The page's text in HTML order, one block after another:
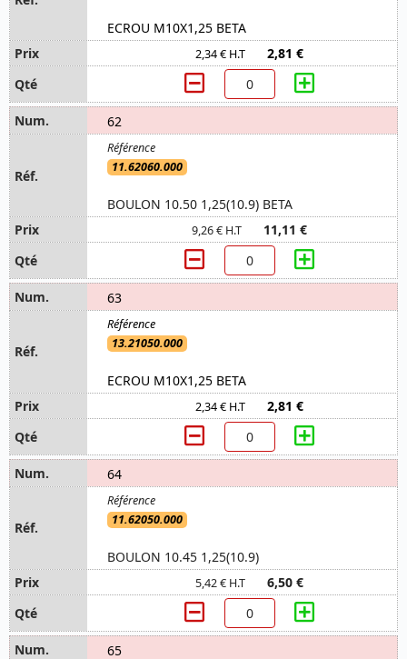
ECROU M10X1,25 BETA
2,34 € H.T 2,81 €
62
11.62060.000
BOULON 10.50 1,25(10.9) BETA
9,26 € H.T 11,11 €
63
13.21050.000
ECROU M10X1,25 BETA
2,34 € H.T 2,81 €
64
11.62050.000
BOULON 10.45 1,25(10.9)
5,42 € H.T 6,50 €
65